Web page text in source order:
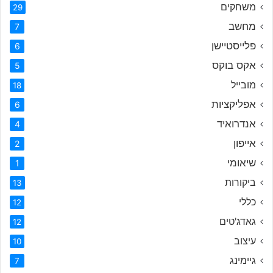
משחקים 29
מחשב 7
פלייסטיישן 6
אקס בוקס 5
מובייל 18
אפליקציות 6
אנדרואיד 4
אייפון 2
שיאומי 1
ביקורות 13
כללי 12
גאדג'טים 12
עיצוב 10
גיימינג 7